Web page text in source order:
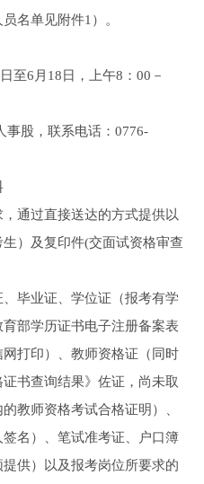
名单见附件1）。
至6月18日，上午8：00－
事股，联系电话：0776-
通过直接送达的方式提供以
）及复印件(交面试资格审查
、毕业证、学位证（报考有学
部学历证书电子注册备案表
打印）、教师资格证（同时
书查询结果》佐证，尚未取
教师资格考试合格证明）、
名）、笔试准考证、户口簿
提供）以及报考岗位所要求的